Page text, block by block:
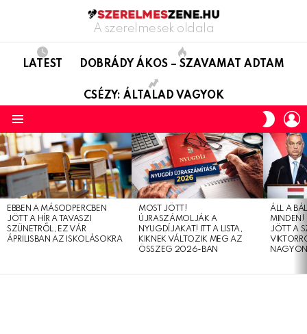
A szerelmesek oldala
LATEST DOBRÁDY ÁKOS – SZAVAMAT ADTAM
CSÉZY: ÁLTALAD VAGYOK
SKIN
LATEST
STORIES
EBBEN A MÁSODPERCBEN
JÖTT A HÍR A TAVASZI
SZÜNETRŐL, EZ VÁR
ÁPRILISBAN AZ ISKOLÁSOKRA
MOST JÖTT!
ÚJRASZÁMOLJÁK A
NYUGDÍJAKAT! ITT A LISTA,
KIKNEK VÁLTOZIK MEG AZ
ÖSSZEG 2026-BAN
ÁLL A
MINDEN!
JÖTT A